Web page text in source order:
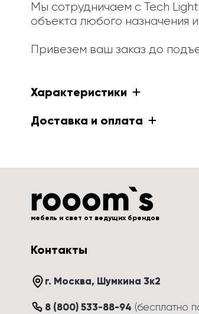
Мы сотрудничаем с Tech
объекта любого назначения
Привезем ваш заказ до
Характеристики
Доставка и оплата
мебель и свет от ведущих брендов
Контакты
г. Москва, Шумкина 3к2
8 (800) 533-88-94 (бесплатно